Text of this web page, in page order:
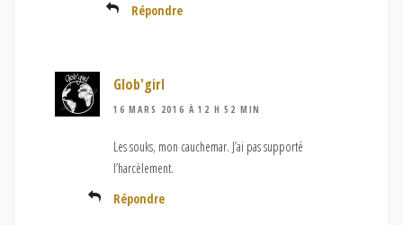
Répondre
Glob'girl
16 MARS 2016 À 12 H 52 MIN
Les souks, mon cauchemar. J’ai pas supporté
l’harcèlement.
Répondre